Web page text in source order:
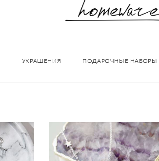
УКРАШЕНИЯ ПОДАРОЧНЫЕ НАБОРЫ